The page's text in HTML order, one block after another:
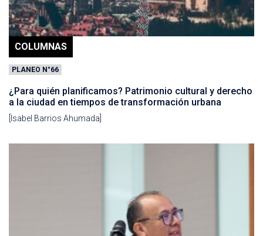
COLUMNAS
PLANEO N°66
¿Para quién planificamos? Patrimonio cultural y derecho
a la ciudad en tiempos de transformación urbana
[Isabel Barrios Ahumada]